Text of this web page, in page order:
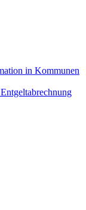
in Kommunen